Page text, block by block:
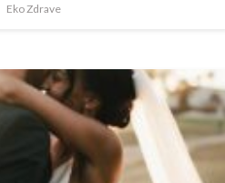
Eko Zdrave